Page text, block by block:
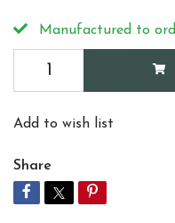
Manufactured to
Add to wish list
Share